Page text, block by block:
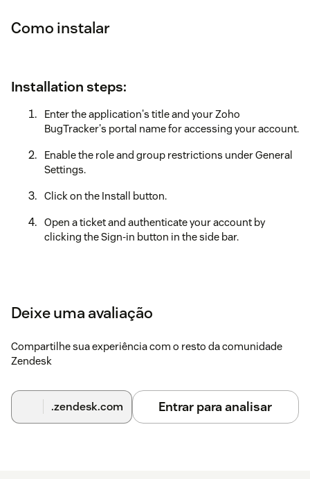
Como instalar
Installation steps:
Enter the application's title and your Zoho
BugTracker's portal name for accessing your account.
Enable the role and group restrictions under General
Settings.
Click on the Install button.
Open a ticket and authenticate your account by
clicking the Sign-in button in the side bar.
Deixe uma avaliação
Compartilhe sua experiência com o resto da comunidade
Zendesk
.zendesk.com Entrar para analisar